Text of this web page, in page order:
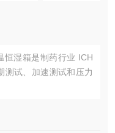
恒湿箱是制药行业 ICH
测试、加速测试和压力